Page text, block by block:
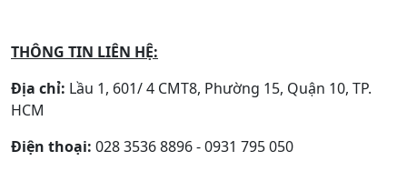
THÔNG TIN LIÊN HỆ:
Địa chỉ: Lầu 1, 601/ 4 CMT8, Phường 15, Quận 10, TP.
HCM
Điện thoại: 028 3536 8896 - 0931 795 050